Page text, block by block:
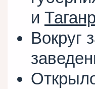
и
Вокруг